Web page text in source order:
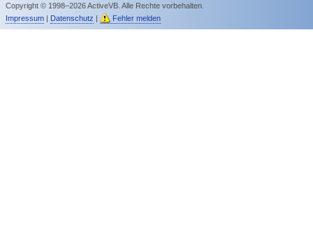
Copyright © 1998–2026 ActiveVB. Alle Rechte vorbehalten.
Impressum| Datenschutz | Fehler melden